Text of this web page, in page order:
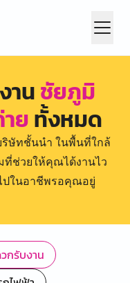
านชัยภูมิ
ยทั้งหมด
ษัทชั้นนำ ในพื้นที่ใกล้
ช่วยให้คุณได้งานไว
ปในอาชีพรอคุณอยู่
กรับงาน